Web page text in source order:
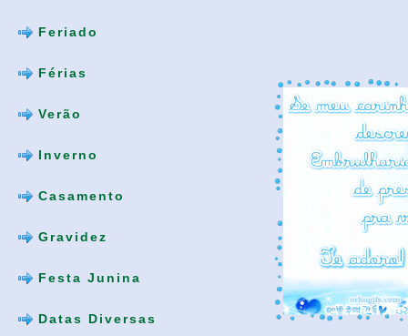
Feriado
Férias
Verão
Inverno
Casamento
Gravidez
Festa Junina
Datas Diversas